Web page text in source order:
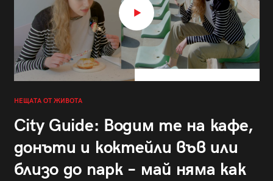
НЕЩАТА ОТ ЖИВОТА
City Guide: Водим те на кафе,
донъти и коктейли във или
близо до парк – май няма как